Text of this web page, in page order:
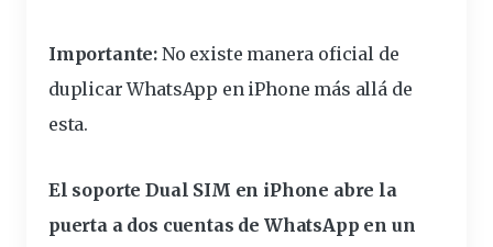
Importante: No existe manera oficial de
duplicar WhatsApp en iPhone más allá de
esta.
El soporte Dual SIM en iPhone abre la
puerta a dos cuentas de WhatsApp en un